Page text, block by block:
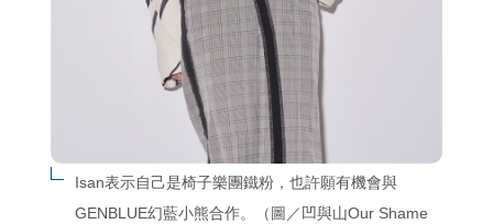
Isan表示自己是椅子樂團鐵粉，也許願有機會與
GENBLUE幻藍小熊合作。（圖／凹與山Our Shame